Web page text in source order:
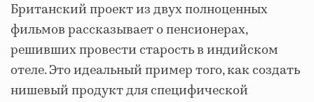
Британский проект из двух полноценных
фильмов рассказывает о пенсионерах,
решивших провести старость в индийском
отеле. Это идеальный пример того, как создать
нишевый продукт для специфической